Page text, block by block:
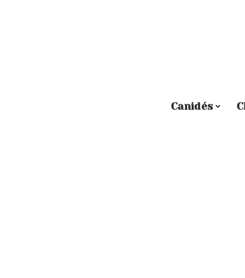
Canidés